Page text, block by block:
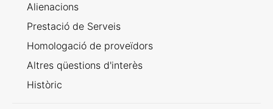
Alienacions
Prestació de Serveis
Homologació de proveïdors
Altres qüestions d'interès
Històric